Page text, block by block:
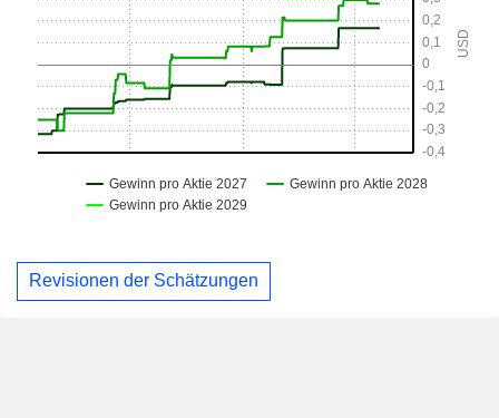
Revisionen der Schätzungen